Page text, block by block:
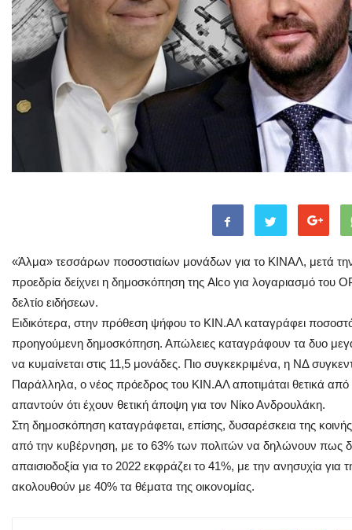
«Άλμα» τεσσάρων ποσοστιαίων μονάδων για το ΚΙΝΑΛ, μετά
προεδρία δείχνει η δημοσκόπηση της Alco για λογαριασμό του
δελτίο ειδήσεων.
Ειδικότερα, στην πρόθεση ψήφου το ΚΙΝ.ΑΛ καταγράφει
προηγούμενη δημοσκόπηση. Απώλειες καταγράφουν τα δυο
να κυμαίνεται στις 11,5 μονάδες. Πιο συγκεκριμένα, η ΝΔ
Παράλληλα, ο νέος πρόεδρος του ΚΙΝ.ΑΛ αποτιμάται θετικά
απαντούν ότι έχουν θετική άποψη για τον Νίκο Ανδρουλάκη.
Στη δημοσκόπηση καταγράφεται, επίσης, δυσαρέσκεια της
από την κυβέρνηση, με το 63% των πολιτών να δηλώνουν πως
απαισιοδοξία για το 2022 εκφράζει το 41%, με την ανησυχία
ακολουθούν με 40% τα θέματα της οικονομίας.